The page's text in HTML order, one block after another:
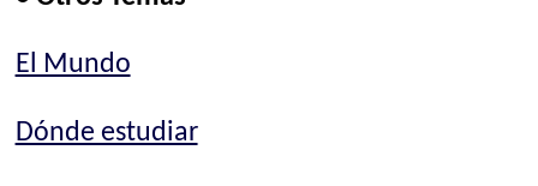
El Mundo
Dónde estudiar